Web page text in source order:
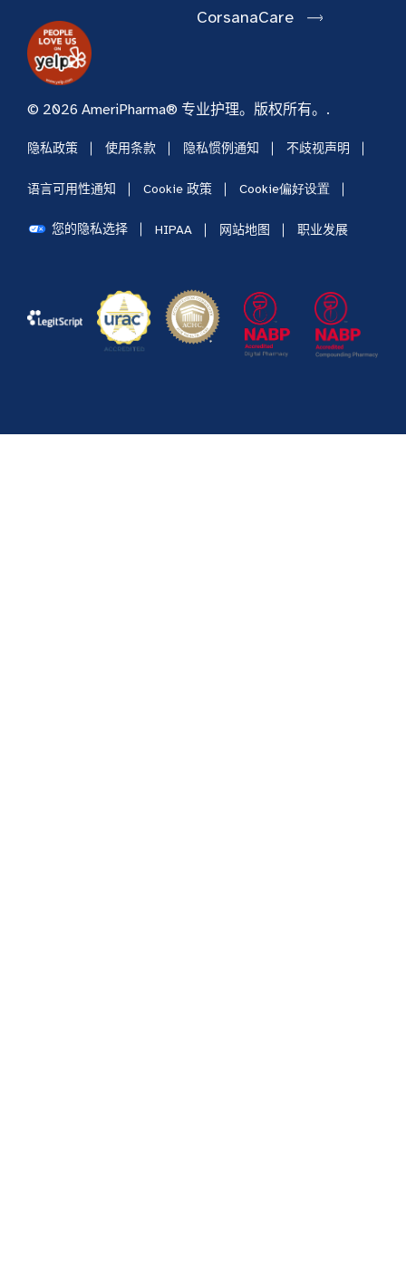
CorsanaCare
© 2026 AmeriPharma® 专业护理。版权所有。.
隐私政策 使用条款 隐私惯例通知 不歧视声明
语言可用性通知 Cookie 政策 Cookie偏好设置
您的隐私选择 HIPAA 网站地图 职业发展